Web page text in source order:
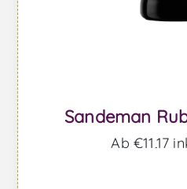
Sandeman
Ab €11,17